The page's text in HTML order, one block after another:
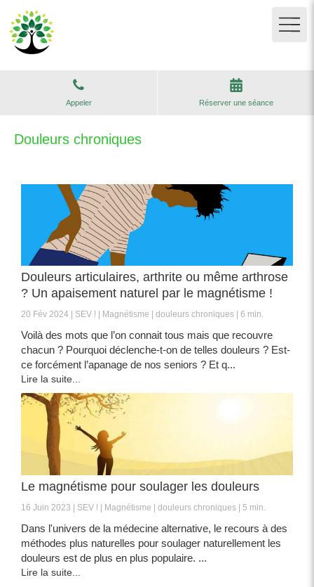
Appeler Réserver une séance
Douleurs chroniques
Douleurs articulaires, arthrite ou même arthrose
? Un apaisement naturel par le magnétisme !
20 Fév 2024 SEV ! Magnétisme douleurs chroniques 6 min.
Voilà des mots que l’on connait tous mais que recouvre
chacun ? Pourquoi déclenche-t-on de telles douleurs ? Est-
ce forcément l’apanage de nos seniors ? Et q...
Lire la suite...
Le magnétisme pour soulager les douleurs
16 Juin 2023 SEV ! Magnétisme douleurs chroniques 5 min.
Dans l'univers de la médecine alternative, le recours à des
méthodes plus naturelles pour soulager naturellement les
douleurs est de plus en plus populaire. ...
Lire la suite...